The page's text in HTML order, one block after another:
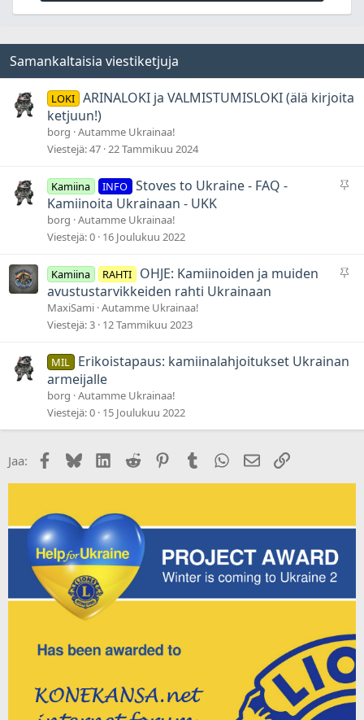
Samankaltaisia viestiketjuja
LOKI ARINALOKI ja VALMISTUMISLOKI (älä kirjoita
ketjuun!)
borg Autamme Ukrainaa!
Viestejä 47 22 Tammikuu 2024
P
ä
Kamiina INFO Stoves to Ukraine - FAQ -
Kamiinoita Ukrainaan - UKK
borg Autamme Ukrainaa!
Viestejä 0 16 Joulukuu 2022
P
ä
Kamiina RAHTI
OHJE: Kamiinoiden ja muiden
avustustarvikkeiden rahti Ukrainaan
MaxiSami Autamme Ukrainaa!
Viestejä 3 12 Tammikuu 2023
MIL
Erikoistapaus: kamiinalahjoitukset Ukrainan
armeijalle
borg Autamme Ukrainaa!
Viestejä 0 15 Joulukuu 2022
Jaa: Facebook
BlueskyLinkedIn
Reddit PinterestTumblr WhatsApp
Sähköposti
Linkki